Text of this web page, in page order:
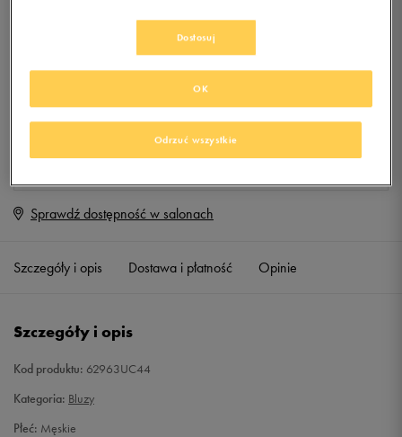
KLUBIE 50 STYLE
Produkt niedostępny
S Powiadom o dostępności
M Powiadom o dostępności
XXL
Sprawdź dostępność w salonach
Szczegóły i opis Dostawa i płatność Opinie
Szczegóły i opis
Kod produktu: 62963UC44
Kategoria: Bluzy
Płeć: Męskie
Dostosuj
Odrzuć wszystkie
OK